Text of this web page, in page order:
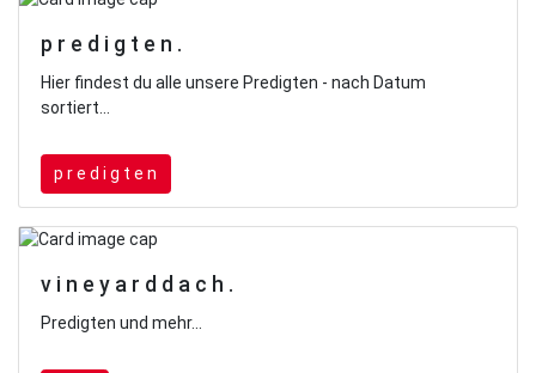
p r e d i g t e n .
Hier findest du alle unsere Predigten - nach Datum
sortiert...
p r e d i g t e n
v i n e y a r d d a c h .
Predigten und mehr...